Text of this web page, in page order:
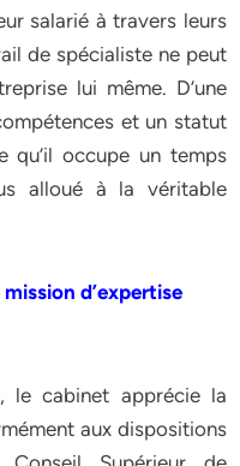
salarié à travers leurs
de spécialiste ne peut
lui même. D’une
et un statut
qu’il occupe un temps
alloué à la véritable
d’expertise
le cabinet apprécie la
aux dispositions